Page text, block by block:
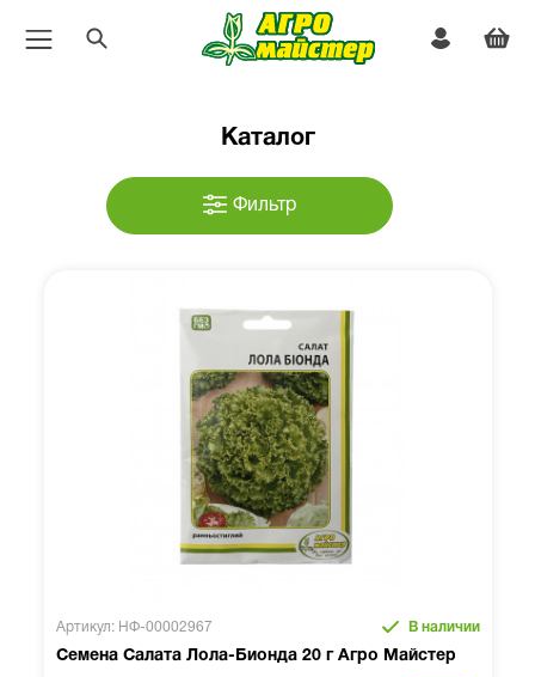
Каталог
Фильтр
Артикул: НФ-00002967 В наличии
Семена Салата Лола-Бионда 20 г Агро Майстер